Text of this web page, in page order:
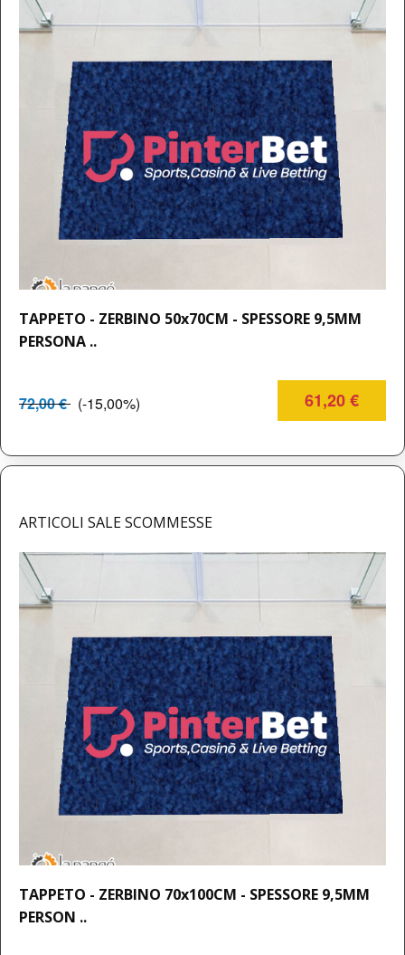
TAPPETO - ZERBINO 50x70CM - SPESSORE 9,5MM
PERSONA ..
72,00 € (-15,00%) 61,20 €
ARTICOLI SALE SCOMMESSE
TAPPETO - ZERBINO 70x100CM - SPESSORE 9,5MM
PERSON ..